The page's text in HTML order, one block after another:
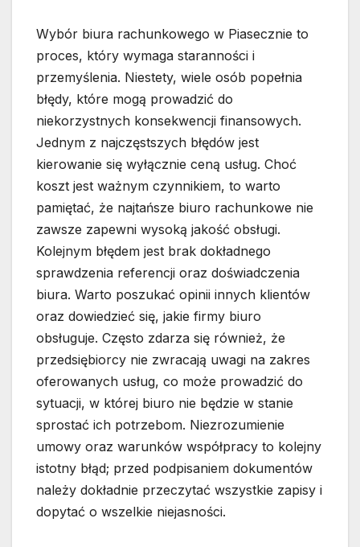
Wybór biura rachunkowego w Piasecznie to
proces, który wymaga staranności i
przemyślenia. Niestety, wiele osób popełnia
błędy, które mogą prowadzić do
niekorzystnych konsekwencji finansowych.
Jednym z najczęstszych błędów jest
kierowanie się wyłącznie ceną usług. Choć
koszt jest ważnym czynnikiem, to warto
pamiętać, że najtańsze biuro rachunkowe nie
zawsze zapewni wysoką jakość obsługi.
Kolejnym błędem jest brak dokładnego
sprawdzenia referencji oraz doświadczenia
biura. Warto poszukać opinii innych klientów
oraz dowiedzieć się, jakie firmy biuro
obsługuje. Często zdarza się również, że
przedsiębiorcy nie zwracają uwagi na zakres
oferowanych usług, co może prowadzić do
sytuacji, w której biuro nie będzie w stanie
sprostać ich potrzebom. Niezrozumienie
umowy oraz warunków współpracy to kolejny
istotny błąd; przed podpisaniem dokumentów
należy dokładnie przeczytać wszystkie zapisy i
dopytać o wszelkie niejasności.